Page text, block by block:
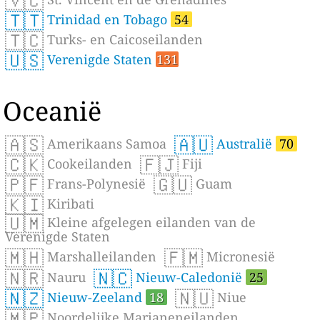
🇹🇹 Trinidad en Tobago 54
🇹🇨 Turks- en Caicoseilanden
🇺🇸 Verenigde Staten 131
Oceanië
🇦🇸 Amerikaans Samoa 🇦🇺 Australië 70
🇨🇰 Cookeilanden 🇫🇯 Fiji
🇵🇫 Frans-Polynesië 🇬🇺 Guam
🇰🇮 Kiribati
🇺🇲 Kleine afgelegen eilanden van de
Verenigde Staten
🇲🇭 Marshalleilanden 🇫🇲 Micronesië
🇳🇷 Nauru 🇳🇨 Nieuw-Caledonië 25
🇳🇿 Nieuw-Zeeland 18 🇳🇺 Niue